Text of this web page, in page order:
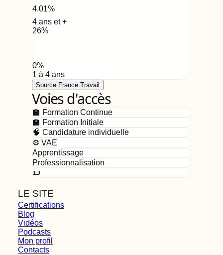
4.01%
4 ans et +
26%
0%
1 à 4 ans
Source France Travail
Voies d'accès
🏫 Formation Continue
🏫 Formation Initiale
🧠 Candidature individuelle
⚙️ VAE
Apprentissage
Professionnalisation
📜
LE SITE
Certifications
Blog
Vidéos
Podcasts
Mon profil
Contacts